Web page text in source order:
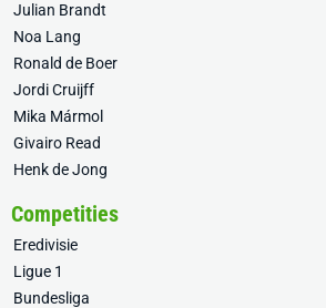
Julian Brandt
Noa Lang
Ronald de Boer
Jordi Cruijff
Mika Mármol
Givairo Read
Henk de Jong
Competities
Eredivisie
Ligue 1
Bundesliga